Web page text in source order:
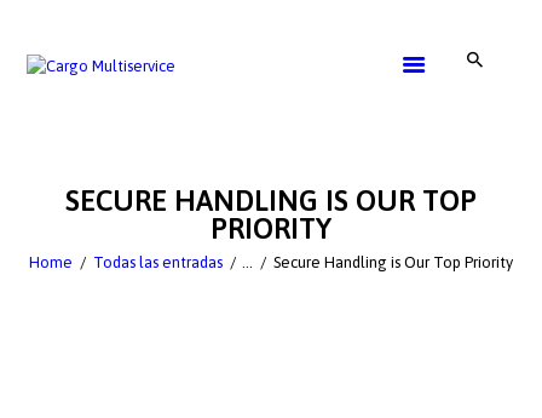
SECURE HANDLING IS OUR TOP
PRIORITY
Home Todas las entradas Secure Handling is Our Top Priority
GET A QUOTE
CONTACTS